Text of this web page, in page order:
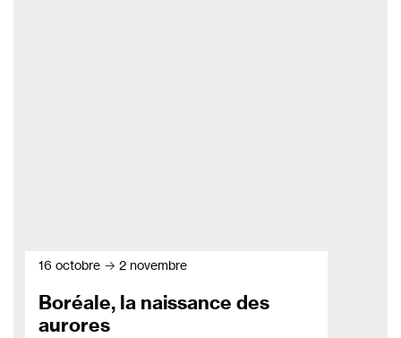
16 octobre → 2 novembre
Boréale, la naissance des
aurores